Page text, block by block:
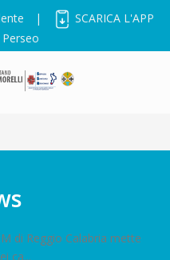
|
SCARICA L'APP
di Reggio Calabria mette
ca...